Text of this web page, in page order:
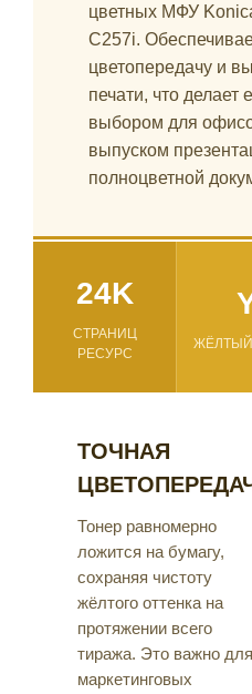
цветных МФУ
C257i.
цветопередачу и
печати, что делает
выбором для
выпуском
полноцветной
24K
СТРАНИЦ
РЕСУРС
ТОЧНАЯ
Тонер равномерно
ложится на бумагу,
сохраняя чистоту
жёлтого оттенка на
протяжении всего
тиража. Это важно для
маркетинговых